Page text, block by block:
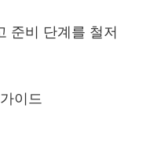
준비 단계를 철저